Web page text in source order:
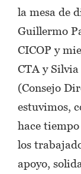
la mesa de
Guillermo
CICOP y
CTA y
(Consejo
estuvimos,
hace
los
apoyo,